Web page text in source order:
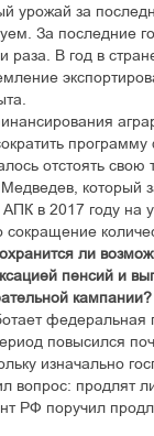
урожай за
За последние
раза. В год в
отстоять свою
который
в 2017 году на
ли
пенсий и
кампании?
повысился
изначально
вопрос: продлят
РФ поручил